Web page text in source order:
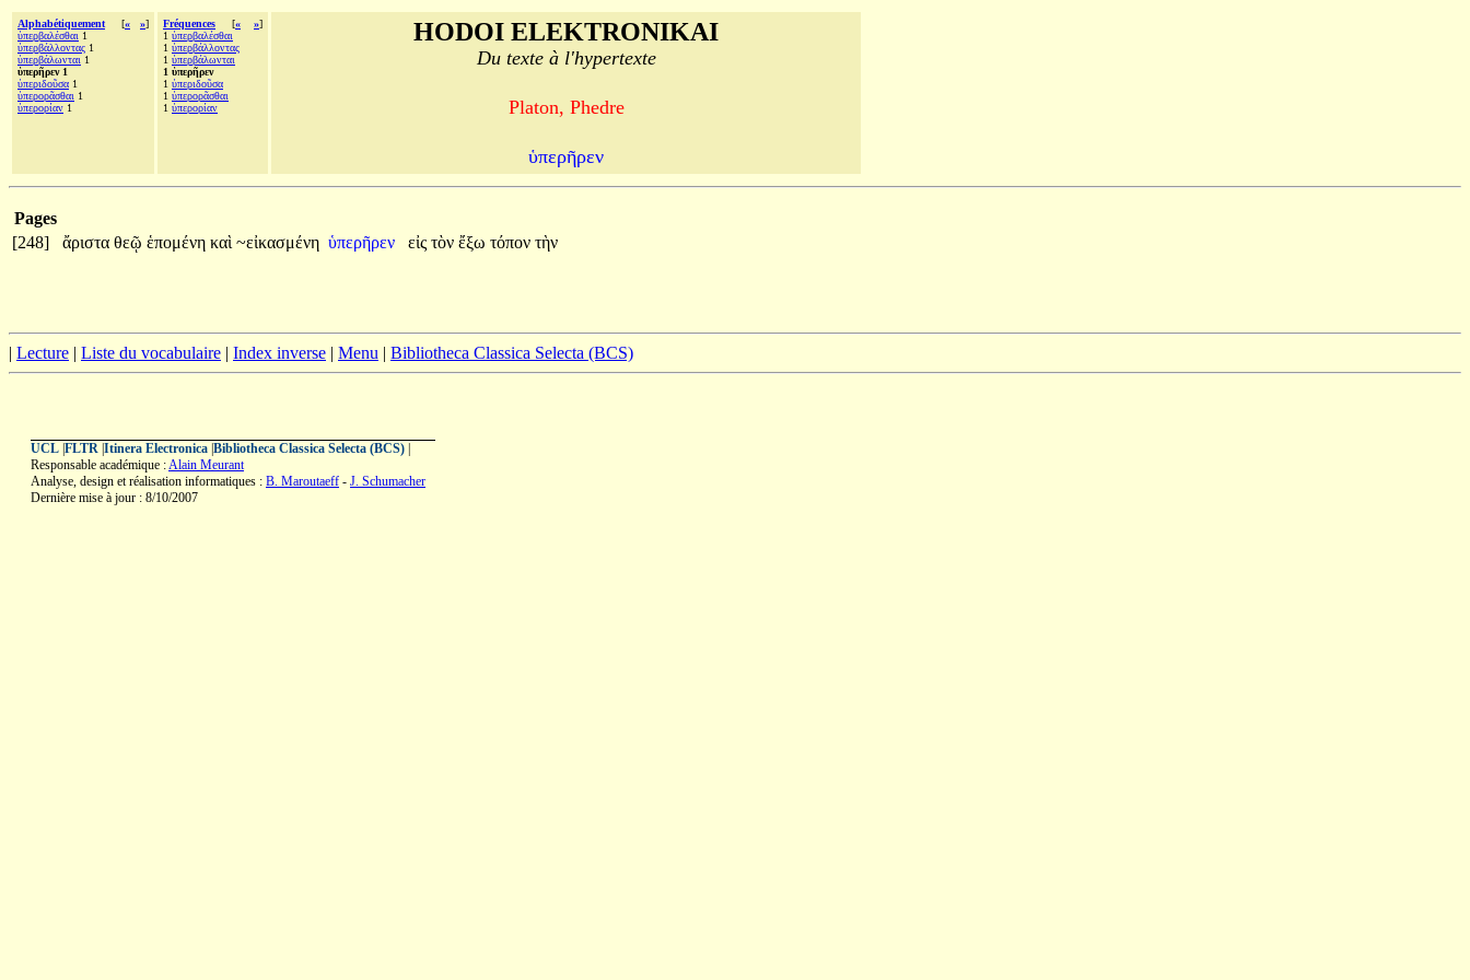
Alphabétiquement [« »]
ὑπερβαλέσθαι 1
ὑπερβάλλοντας 1
ὑπερβάλωνται 1
ὑπερῆρεν 1
ὑπεριδοῦσα 1
ὑπερορᾶσθαι 1
ὑπερορίαν 1
Fréquences [« »]
1 ὑπερβαλέσθαι
1 ὑπερβάλλοντας
1 ὑπερβάλωνται
1 ὑπερῆρεν
1 ὑπεριδοῦσα
1 ὑπερορᾶσθαι
1 ὑπερορίαν
HODOI ELEKTRONIKAI
Du texte à l'hypertexte
Platon, Phedre
ὑπερῆρεν
Pages
[248]
ἄριστα θεῷ ἑπομένη καὶ ~εἰκασμένη ὑπερῆρεν εἰς τὸν ἔξω τόπον τὴν
| Lecture | Liste du vocabulaire | Index inverse | Menu | Bibliotheca Classica Selecta (BCS)
UCL FLTR Itinera Electronica Bibliotheca Classica Selecta (BCS)
Responsable académique :Alain Meurant
Analyse, design et réalisation informatiques : B. Maroutaeff - J. Schumacher
Dernière mise à jour : 8/10/2007